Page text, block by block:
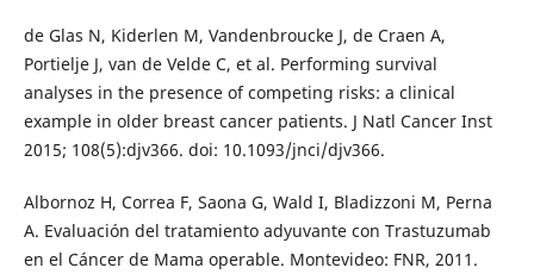
de Glas N, Kiderlen M, Vandenbroucke J, de Craen A,
Portielje J, van de Velde C, et al. Performing survival
analyses in the presence of competing risks: a clinical
example in older breast cancer patients. J Natl Cancer Inst
2015; 108(5):djv366. doi: 10.1093/jnci/djv366.
Albornoz H, Correa F, Saona G, Wald I, Bladizzoni M, Perna
A. Evaluación del tratamiento adyuvante con Trastuzumab
en el Cáncer de Mama operable. Montevideo: FNR, 2011.